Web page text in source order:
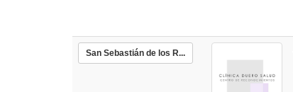
San Sebastián de los R...